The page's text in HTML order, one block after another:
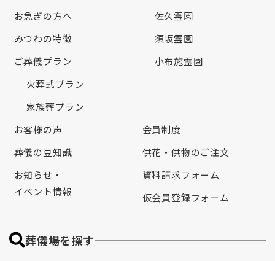
お急ぎの方へ
みつわの特徴
ご葬儀プラン
火葬式プラン
家族葬プラン
佐久霊園
須坂霊園
小布施霊園
お客様の声
葬儀の豆知識
お知らせ・
イベント情報
会員制度
供花・供物のご注文
資料請求フォーム
仮会員登録フォーム
葬儀場を探す